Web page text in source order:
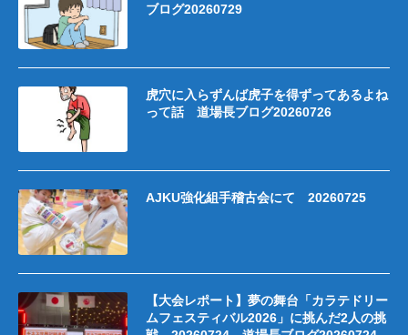
ブログ20260729
虎穴に入らずんば虎子を得ずってあるよね
って話 道場長ブログ20260726
AJKU強化組手稽古会にて 20260725
【大会レポート】夢の舞台「カラテドリー
ムフェスティバル2026」に挑んだ2人の挑